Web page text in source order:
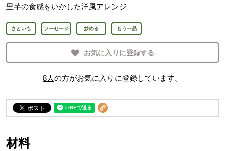
里芋の食感をいかした洋風アレンジ
さといも ソーセージ 炒める もう一品
お気に入りに登録する
8人の方がお気に入りに登録しています。
材料